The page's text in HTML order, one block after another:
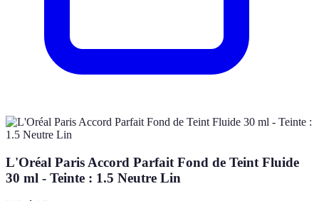
L'Oréal Paris Accord Parfait Fond de Teint Fluide
30 ml - Teinte : 1.5 Neutre Lin